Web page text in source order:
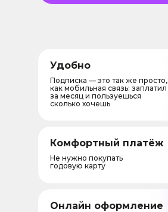
Подписка — это так же просто,
как мобильная связь: заплатил
за месяц и пользуешься
сколько хочешь
Удобно
Не нужно покупать
годовую карту
Комфортный платёж
Онлайн оформление